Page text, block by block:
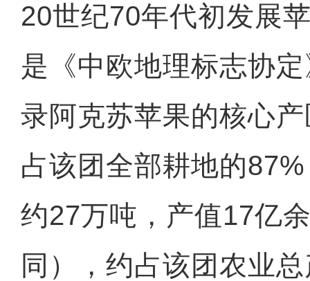
20世纪70年代初发展
是《中欧地理标志协
录阿克苏苹果的核心
占该团全部耕地的
约27万吨，产值17亿
同），约占该团农业